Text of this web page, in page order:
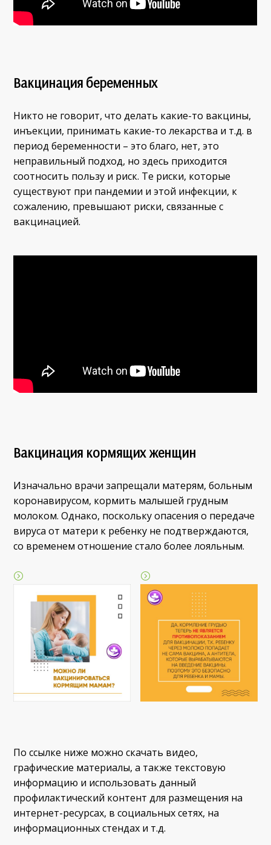
Вакцинация беременных
Никто не говорит, что делать какие-то вакцины,
инъекции, принимать какие-то лекарства и т.д. в
период беременности – это благо, нет, это
неправильный подход, но здесь приходится
соотносить пользу и риск. Те риски, которые
существуют при пандемии и этой инфекции, к
сожалению, превышают риски, связанные с
вакцинацией.
Вакцинация кормящих женщин
Изначально врачи запрещали матерям, больным
коронавирусом, кормить малышей грудным
молоком. Однако, поскольку опасения о передаче
вируса от матери к ребенку не подтверждаются,
со временем отношение стало более лояльным.
По ссылке ниже можно скачать видео,
графические материалы, а также текстовую
информацию и использовать данный
профилактический контент для размещения на
интернет-ресурсах, в социальных сетях, на
информационных стендах и т.д.